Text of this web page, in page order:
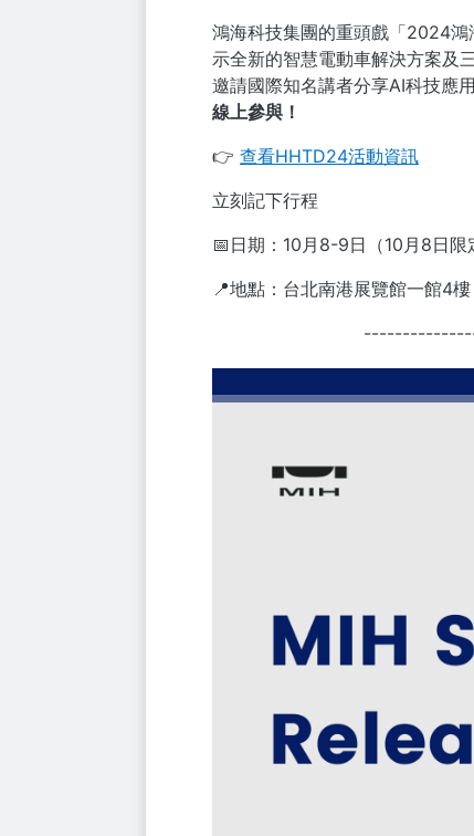
鴻海科技集團的重頭戲「2024
示全新的智慧電動車解決方案及
邀請國際知名講者分享AI科技應
線上參與！
👉 查看HHTD24活動資訊
立刻記下行程
📅日期：10月8-9日（10月8日限
📍地點：台北南港展覽館一館4樓